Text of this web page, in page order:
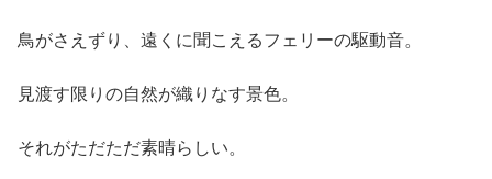
鳥がさえずり、遠くに聞こえるフェリーの駆動音。
見渡す限りの自然が織りなす景色。
それがただただ素晴らしい。